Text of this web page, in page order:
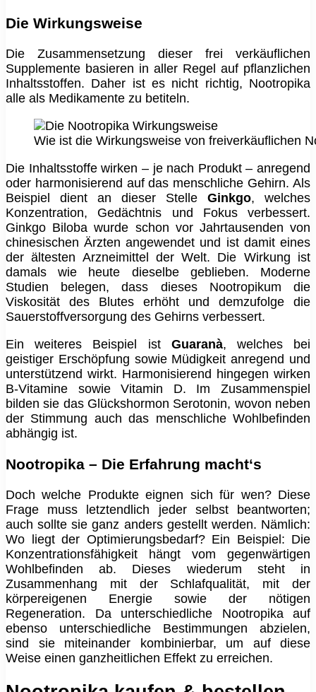
Die Wirkungsweise
Die Zusammensetzung dieser frei verkäuflichen
Supplemente basieren in aller Regel auf pflanzlichen
Inhaltsstoffen. Daher ist es nicht richtig, Nootropika
alle als Medikamente zu betiteln.
Wie ist die Wirkungsweise von freiverkäuflichen
Die Inhaltsstoffe wirken – je nach Produkt – anregend
oder harmonisierend auf das menschliche Gehirn. Als
Beispiel dient an dieser Stelle Ginkgo, welches
Konzentration, Gedächtnis und Fokus verbessert.
Ginkgo Biloba wurde schon vor Jahrtausenden von
chinesischen Ärzten angewendet und ist damit eines
der ältesten Arzneimittel der Welt. Die Wirkung ist
damals wie heute dieselbe geblieben. Moderne
Studien belegen, dass dieses Nootropikum die
Viskosität des Blutes erhöht und demzufolge die
Sauerstoffversorgung des Gehirns verbessert.
Ein weiteres Beispiel ist Guaranà, welches bei
geistiger Erschöpfung sowie Müdigkeit anregend und
unterstützend wirkt. Harmonisierend hingegen wirken
B-Vitamine sowie Vitamin D. Im Zusammenspiel
bilden sie das Glückshormon Serotonin, wovon neben
der Stimmung auch das menschliche Wohlbefinden
abhängig ist.
Nootropika – Die Erfahrung macht‘s
Doch welche Produkte eignen sich für wen? Diese
Frage muss letztendlich jeder selbst beantworten;
auch sollte sie ganz anders gestellt werden. Nämlich:
Wo liegt der Optimierungsbedarf? Ein Beispiel: Die
Konzentrationsfähigkeit hängt vom gegenwärtigen
Wohlbefinden ab. Dieses wiederum steht in
Zusammenhang mit der Schlafqualität, mit der
körpereigenen Energie sowie der nötigen
Regeneration. Da unterschiedliche Nootropika auf
ebenso unterschiedliche Bestimmungen abzielen,
sind sie miteinander kombinierbar, um auf diese
Weise einen ganzheitlichen Effekt zu erreichen.